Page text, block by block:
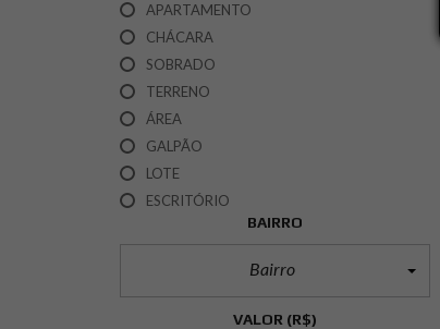
APARTAMENTO
CHÁCARA
SOBRADO
TERRENO
ÁREA
GALPÃO
LOTE
ESCRITÓRIO
BAIRRO
Bairro
VALOR (R$)